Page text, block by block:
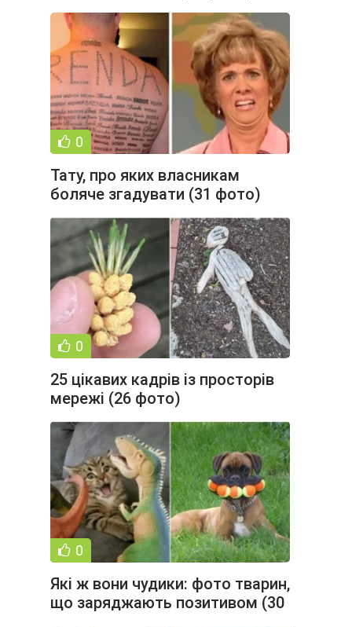
0
Тату, про яких власникам
боляче згадувати (31 фото)
0
25 цікавих кадрів із просторів
мережі (26 фото)
0
Які ж вони чудики: фото тварин,
що заряджають позитивом (30